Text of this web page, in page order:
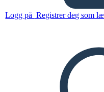
Logg på Registrer deg som
Kopier dette storyboardet
LAGE ET STORYBOARD
LES FOR MEG